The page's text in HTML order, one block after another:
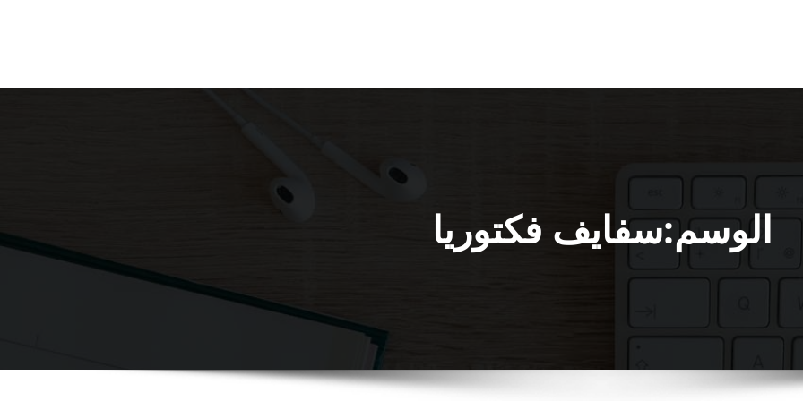
الوسم:سفايف فكتوريا